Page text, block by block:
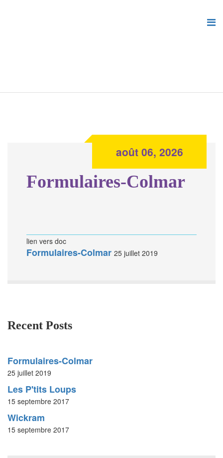
Formulaires-Colmar
août 06, 2026
lien vers doc
Formulaires-Colmar 25 juillet 2019
Recent Posts
Formulaires-Colmar
25 juillet 2019
Les P'tits Loups
15 septembre 2017
Wickram
15 septembre 2017